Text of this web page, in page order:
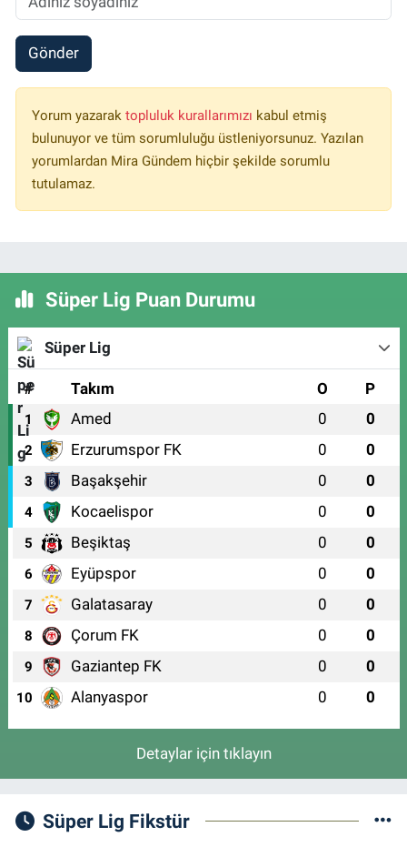
Gönder
Yorum yazarak topluluk kurallarımızı kabul etmiş
bulunuyor ve tüm sorumluluğu üstleniyorsunuz. Yazılan
yorumlardan Mira Gündem hiçbir şekilde sorumlu
tutulamaz.
Süper Lig Puan Durumu
Süper Lig
# Takım O P
1 Amed 0 0
2 Erzurumspor FK 0 0
3 Başakşehir 0 0
4 Kocaelispor 0 0
5 Beşiktaş 0 0
6 Eyüpspor 0 0
7 Galatasaray 0 0
8 Çorum FK 0 0
9 Gaziantep FK 0 0
10 Alanyaspor 0 0
Detaylar için tıklayın
Süper Lig Fikstür